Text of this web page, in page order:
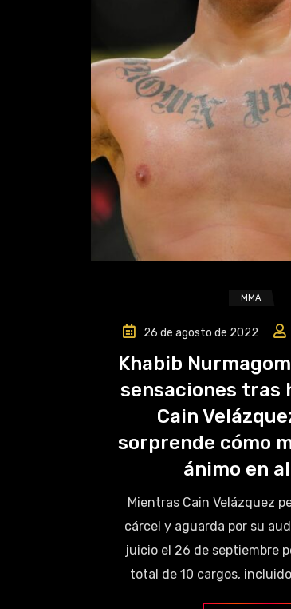
MMA
26 de agosto de 2022
Khabib
sensaciones tras
Cain
sorprende cómo
ánimo en
Mientras Cain Velázquez
cárcel y aguarda por su
juicio el 26 de septiembre
total de 10 cargos,